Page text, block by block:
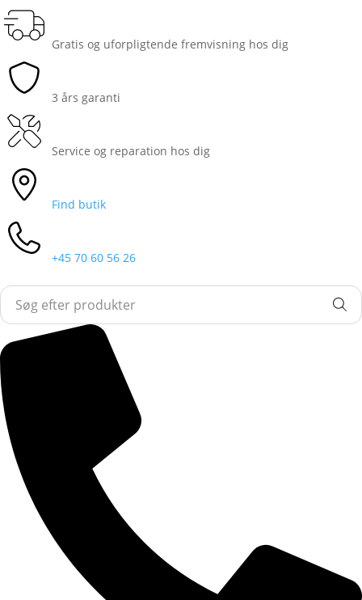
Gratis og uforpligtende fremvisning hos dig
3 års garanti
Service og reparation hos dig
Find butik
+45 70 60 56 26